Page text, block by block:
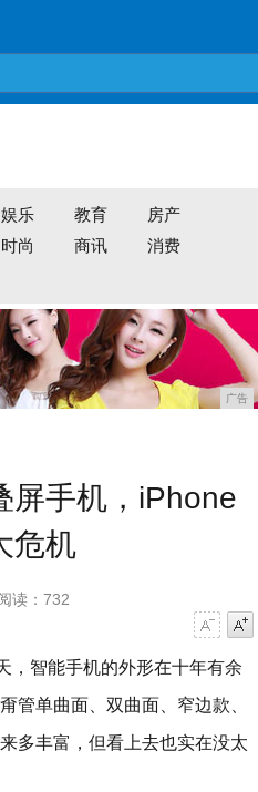
娱乐 教育
房产
时尚 商讯
消费
广告
屏手机，iPhone
危机
读：732
，智能手机的外形在十年有余
管单曲面、双曲面、窄边款、
多丰富，但看上去也实在没太